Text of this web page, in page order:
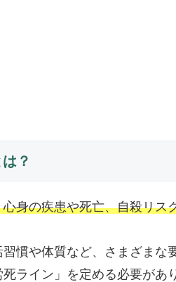
？
身の疾患や死亡、自殺リ
慣や体質など、さまざま
ライン」を定める必要があ